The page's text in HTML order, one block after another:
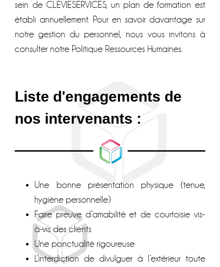
sein de CLEVIESERVICES, un plan de formation est
établi annuellement. Pour en savoir davantage sur
notre gestion du personnel, nous vous invitons à
consulter notre Politique Ressources Humaines.
Liste d'engagements de
nos intervenants :
Une bonne présentation physique (tenue,
hygiène personnelle)
Faire preuve d’amabilité et de courtoisie vis-
à-vis des clients
Une ponctualité rigoureuse
L’interdiction de divulguer à l’extérieur toute